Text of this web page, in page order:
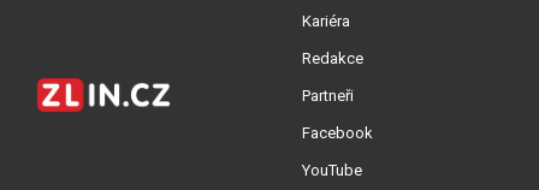
Kariéra
Redakce
Partneři
Facebook
YouTube